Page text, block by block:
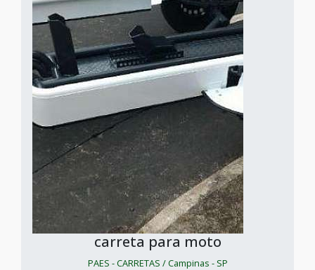
carreta para moto
PAES - CARRETAS / Campinas - SP